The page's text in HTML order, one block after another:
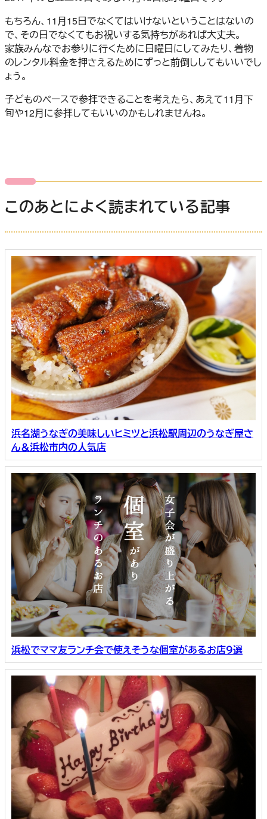
もちろん、11月15日でなくてはいけないということはないの
で、その日でなくてもお祝いする気持ちがあれば大丈夫。
家族みんなでお参りに行くために日曜日にしてみたり、着物
のレンタル料金を押さえるためにずっと前倒ししてもいいでし
ょう。
子どものペースで参拝できることを考えたら、あえて11月下
旬や12月に参拝してもいいのかもしれませんね。
このあとによく読まれている記事
浜名湖うなぎの美味しいヒミツと浜松駅周辺のうなぎ屋さ
ん＆浜松市内の人気店
浜松でママ友ランチ会で使えそうな個室があるお店９選